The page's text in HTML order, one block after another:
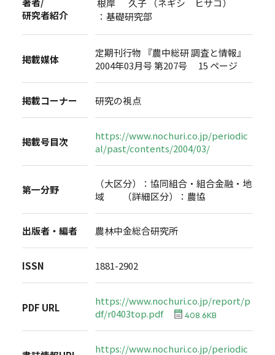
研究者紹介
：基礎研究部
掲載媒体
定期刊行物 『農中総研 調査と情報』
2004年03月号 第207号 15 ページ
掲載コーナー 研究の視点
掲載号目次
https://www.nochuri.co.jp/periodic
al/past/contents/2004/03/
第一分野
（大区分）：協同組合・組合金融・地
域 （詳細区分）：農協
出版者・編者 農林中金総合研究所
ISSN 1881-2902
PDF URL
https://www.nochuri.co.jp/report/p
df/r0403top.pdf
408.6KB
https://www.nochuri.co.jp/periodic